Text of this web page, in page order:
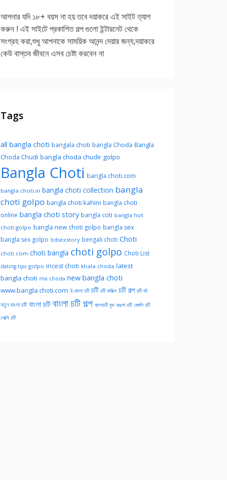
আপনার যদি ১৮+ বয়স না হয় তবে দয়াকরে এই সাইট ত্যাগ
করুন ! এই সাইটে প্রকাশিত গল্প গুলো ইন্টারনেট থেকে
সংগ্রহ করা,শুধু আপনাকে সাময়িক আনন্দ দেয়ার জন্য,দয়াকরে
কেউ বাস্তব জীবনে এসব চেষ্টা করবেন না
Tags
all bangla choti bangala choti bangla Choda Bangla
Choda Chudi bangla choda chudir golpo
Bangla Choti bangla choti.com
bangla choti.in bangla choti collection bangla
choti golpo bangla choti kahini bangla choti
online bangla choti story bangla coti bangla hot
choti golpo bangla new choti golpo bangla sex
bangla sex golpo bdsexstory bengali choti Choti
choti.com choti bangla choti golpo Choti List
dating tips golpo incest choti khala choda latest
bangla choti ma choda new bangla choti
www.bangla choti.com ই-বাংলা চটি চটি চটি কমিক্স চটি গল্প চটি বই
নতুন বাংলা চটি বাংলা চটি বাংলা চটি গল্প বাংলাচটি বুক বাঙলা চটি বেঙ্গলি চটি
সেক্সি চটি